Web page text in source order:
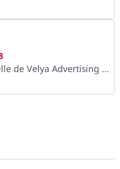
à votre message) Profil personnel de Velya : @velya (Ne répondez pas aux autres, ce sont des arnaqueurs) #Standoff2 #Standoff